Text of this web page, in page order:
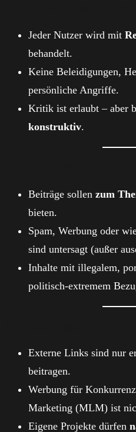
Jeder Nutzer wird mit
behandelt.
Keine Beleidigungen,
persönliche Angriffe.
Kritik ist erlaubt – aber
konstruktiv.
Beiträge sollen zum
bieten.
Spam, Werbung oder
sind untersagt (außer
Inhalte mit illegalem,
politisch-extremem
Externe Links sind nur
beitragen.
Werbung für
Marketing (MLM) ist
Eigene Projekte dürfen